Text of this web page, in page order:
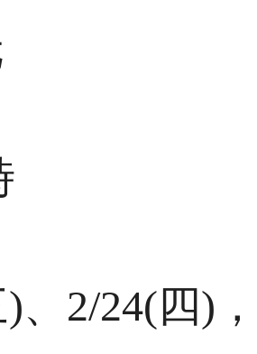
、2/24(四)